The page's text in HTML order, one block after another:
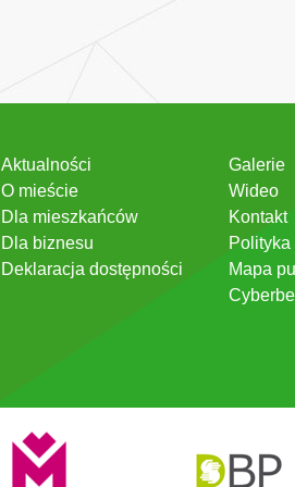
Aktualności
O mieście
Dla mieszkańców
Dla biznesu
Deklaracja dostępności
Galerie
Wideo
Kontakt
Mapa